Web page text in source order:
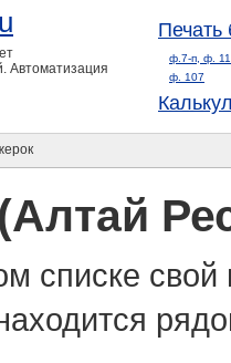
Автоматизация
Печать
ф.7-п, ф.
ф. 107
списке